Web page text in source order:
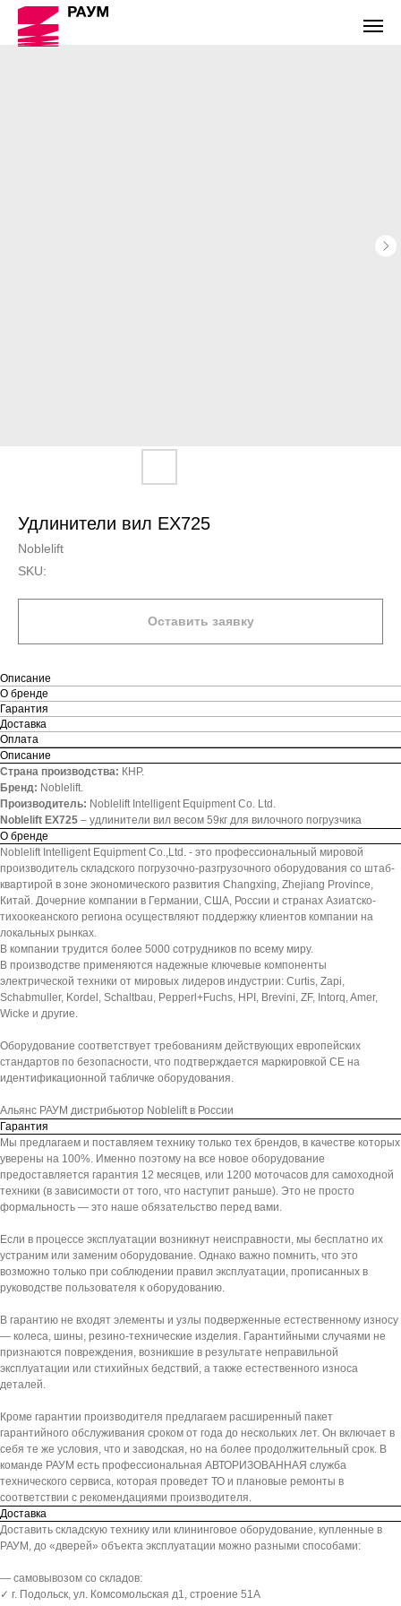
Удлинители вил EX725
Noblelift
SKU:
Оставить заявку
Описание
О бренде
Гарантия
Доставка
Оплата
Описание
Страна производства: КНР.
Бренд: Noblelift.
Производитель: Noblelift Intelligent Equipment Co. Ltd.
Noblelift EX725 – удлинители вил весом 59кг для вилочного погрузчика
О бренде
Noblelift Intelligent Equipment Co.,Ltd. - это профессиональный мировой
производитель складского погрузочно-разгрузочного оборудования со штаб-
квартирой в зоне экономического развития Changxing, Zhejiang Province,
Китай. Дочерние компании в Германии, США, России и странах Азиатско-
тихоокеанского региона осуществляют поддержку клиентов компании на
локальных рынках.
В компании трудится более 5000 сотрудников по всему миру.
В производстве применяются надежные ключевые компоненты
электрической техники от мировых лидеров индустрии: Curtis, Zapi,
Schabmuller, Kordel, Schaltbau, Pepperl+Fuchs, HPI, Brevini, ZF, Intorq, Amer,
Wicke и другие.
Оборудование соответствует требованиям действующих европейских
стандартов по безопасности, что подтверждается маркировкой СЕ на
идентификационной табличке оборудования.
Альянс РАУМ дистрибьютор Noblelift в России
Гарантия
Мы предлагаем и поставляем технику только тех брендов, в качестве которых
уверены на 100%. Именно поэтому на все новое оборудование
предоставляется гарантия 12 месяцев, или 1200 моточасов для самоходной
техники (в зависимости от того, что наступит раньше). Это не просто
формальность — это наше обязательство перед вами.
Если в процессе эксплуатации возникнут неисправности, мы бесплатно их
устраним или заменим оборудование. Однако важно помнить, что это
возможно только при соблюдении правил эксплуатации, прописанных в
руководстве пользователя к оборудованию.
В гарантию не входят элементы и узлы подверженные естественному износу
— колеса, шины, резино-технические изделия. Гарантийными случаями не
признаются повреждения, возникшие в результате неправильной
эксплуатации или стихийных бедствий, а также естественного износа
деталей.
Кроме гарантии производителя предлагаем расширенный пакет
гарантийного обслуживания сроком от года до нескольких лет. Он включает в
себя те же условия, что и заводская, но на более продолжительный срок. В
команде РАУМ есть профессиональная АВТОРИЗОВАННАЯ служба
технического сервиса, которая проведет ТО и плановые ремонты в
соответствии с рекомендациями производителя.
Доставка
Доставить складскую технику или клининговое оборудование, купленные в
РАУМ, до «дверей» объекта эксплуатации можно разными способами:
— самовывозом со складов:
✓ г. Подольск, ул. Комсомольская д1, строение 51А